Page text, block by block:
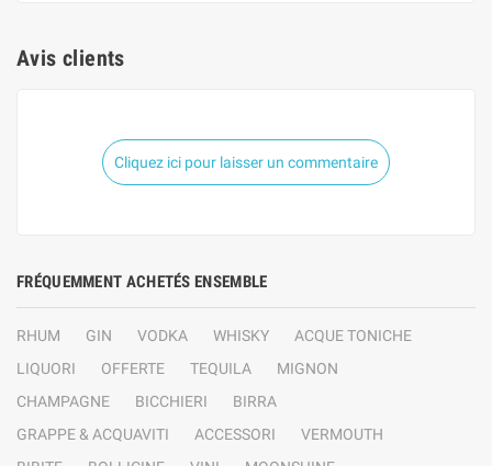
Avis clients
Cliquez ici pour laisser un commentaire
FRÉQUEMMENT ACHETÉS ENSEMBLE
RHUM GIN VODKA WHISKY
ACQUE TONICHE
LIQUORI
OFFERTE TEQUILA
MIGNON
CHAMPAGNE
BICCHIERI
BIRRA
GRAPPE & ACQUAVITI
ACCESSORI
VERMOUTH